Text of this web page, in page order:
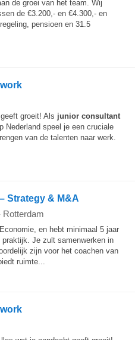
de groei van het team. Wij
de €3.200,- en €4.300,- en
pensioen en 31.5
groeit! Als junior consultant
Nederland speel je een cruciale
van de talenten naar werk.
Strategy & M&A
Rotterdam
en hebt minimaal 5 jaar
Je zult samenwerken in
zijn voor het coachen van
ruimte...